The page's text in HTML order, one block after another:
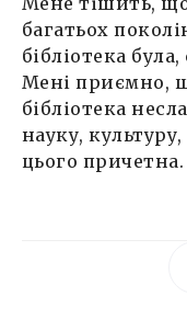
багатьох
бібліотека
Мені приємно,
бібліотека
науку, культуру,
цього причетна.